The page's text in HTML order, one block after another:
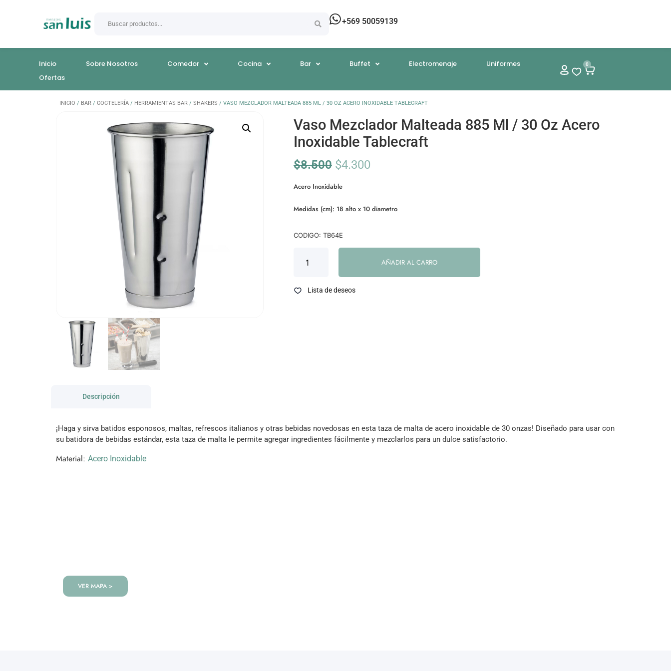
+569 50059139
Inicio Sobre Nosotros Comedor Cocina Bar Buffet Electromenaje
Uniformes
Ofertas
0
INICIO / BAR / COCTELERÍA / HERRAMIENTAS BAR / SHAKERS / VASO MEZCLADOR MALTEADA 885 ML / 30 OZ ACERO INOXIDABLE TABLECRAFT
Vaso Mezclador Malteada 885 Ml / 30 Oz Acero
Inoxidable Tablecraft
$8.500 $4.300
Acero Inoxidable
Medidas (cm): 18 alto x 10 diametro
CODIGO: TB64E
AÑADIR AL CARRO
Lista de deseos
Descripción
¡Haga y sirva batidos esponosos, maltas, refrescos italianos y otras bebidas novedosas en esta taza de malta de acero inoxidable de 30 onzas! Diseñado para usar con
su batidora de bebidas estándar, esta taza de malta le permite agregar ingredientes fácilmente y mezclarlos para un dulce satisfactorio.
Material: Acero Inoxidable
VER MAPA >